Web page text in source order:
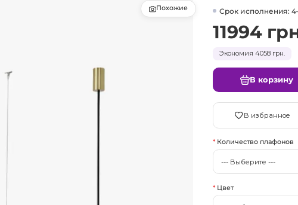
Похожие Срок исполнения:
11994
Экономия 4058 грн.
В корзину
В избранное
Количество плафонов
Цвет